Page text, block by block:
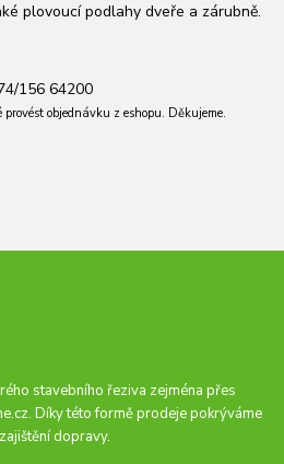
plovoucí podlahy dveře a zárubně.
156 64200
objednávku z eshopu. Děkujeme.
stavebního řeziva zejména přes
. Díky této formě prodeje pokrýváme
dopravy.